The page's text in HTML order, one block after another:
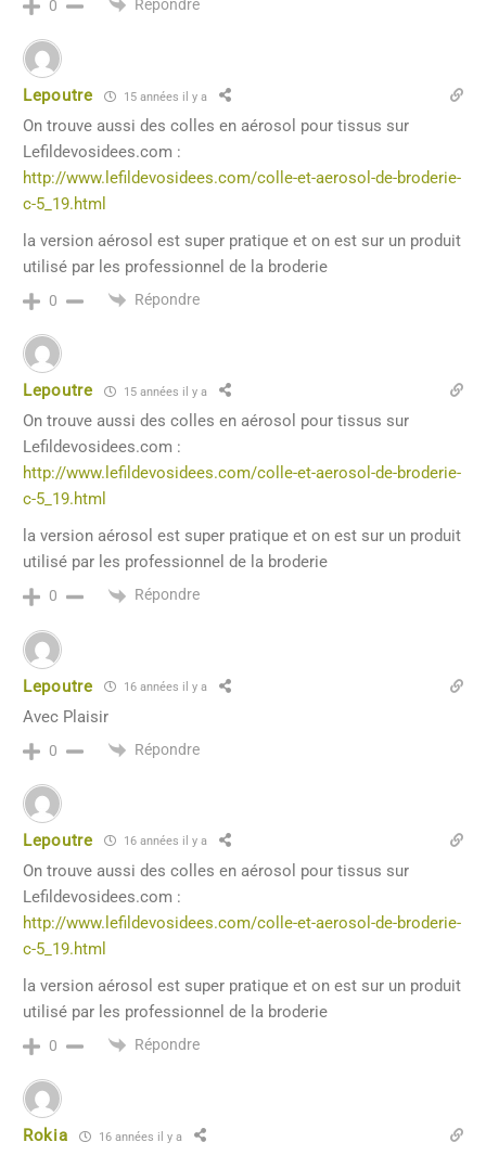
0 Répondre
Lepoutre 15 années il y a
On trouve aussi des colles en aérosol pour tissus sur
Lefildevosidees.com :
http://www.lefildevosidees.com/colle-et-aerosol-de-broderie-
c-5_19.html
la version aérosol est super pratique et on est sur un produit
utilisé par les professionnel de la broderie
0 Répondre
Lepoutre 15 années il y a
On trouve aussi des colles en aérosol pour tissus sur
Lefildevosidees.com :
http://www.lefildevosidees.com/colle-et-aerosol-de-broderie-
c-5_19.html
la version aérosol est super pratique et on est sur un produit
utilisé par les professionnel de la broderie
0 Répondre
Lepoutre 16 années il y a
Avec Plaisir
0 Répondre
Lepoutre 16 années il y a
On trouve aussi des colles en aérosol pour tissus sur
Lefildevosidees.com :
http://www.lefildevosidees.com/colle-et-aerosol-de-broderie-
c-5_19.html
la version aérosol est super pratique et on est sur un produit
utilisé par les professionnel de la broderie
0 Répondre
Rokia 16 années il y a